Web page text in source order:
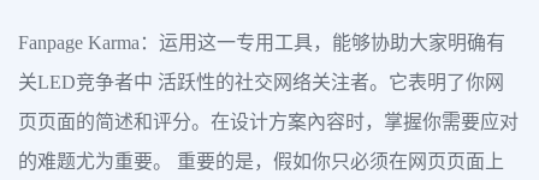
Fanpage Karma：运用这一专用工具，能够协助大家明确有
关LED竞争者中 活跃性的社交网络关注者。它表明了你网
页页面的简述和评分。在设计方案內容时，掌握你需要应对
的难题尤为重要。 重要的是，假如你只必须在网页页面上